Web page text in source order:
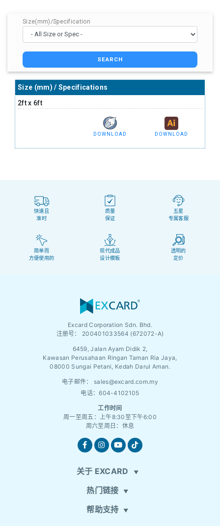
Size(mm)/Specification
SEARCH
Size (mm) / Specifications
2ft x 6ft
DOWNLOAD DOWNLOAD
快速且
准时
质量
保证
五星
专属客服
简单而
方便使用的
现代成品
设计模板
透明的
定价
Excard Corporation Sdn. Bhd.
注册号： 200401033564 (672072-A)
6459, Jalan Ayam Didik 2,
Kawasan Perusahaan Ringan Taman Ria Jaya,
08000 Sungai Petani, Kedah Darul Aman.
电子邮件： sales@excard.com.my
电话：604-4102105
工作时间
周一至周五：上午8:30至下午6:00
周六至周日：休息
关于 EXCARD
热门链接
帮助支持